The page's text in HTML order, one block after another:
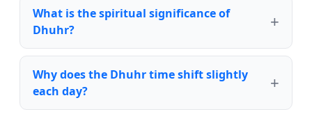
What is the spiritual significance of
Dhuhr?
Why does the Dhuhr time shift slightly
each day?